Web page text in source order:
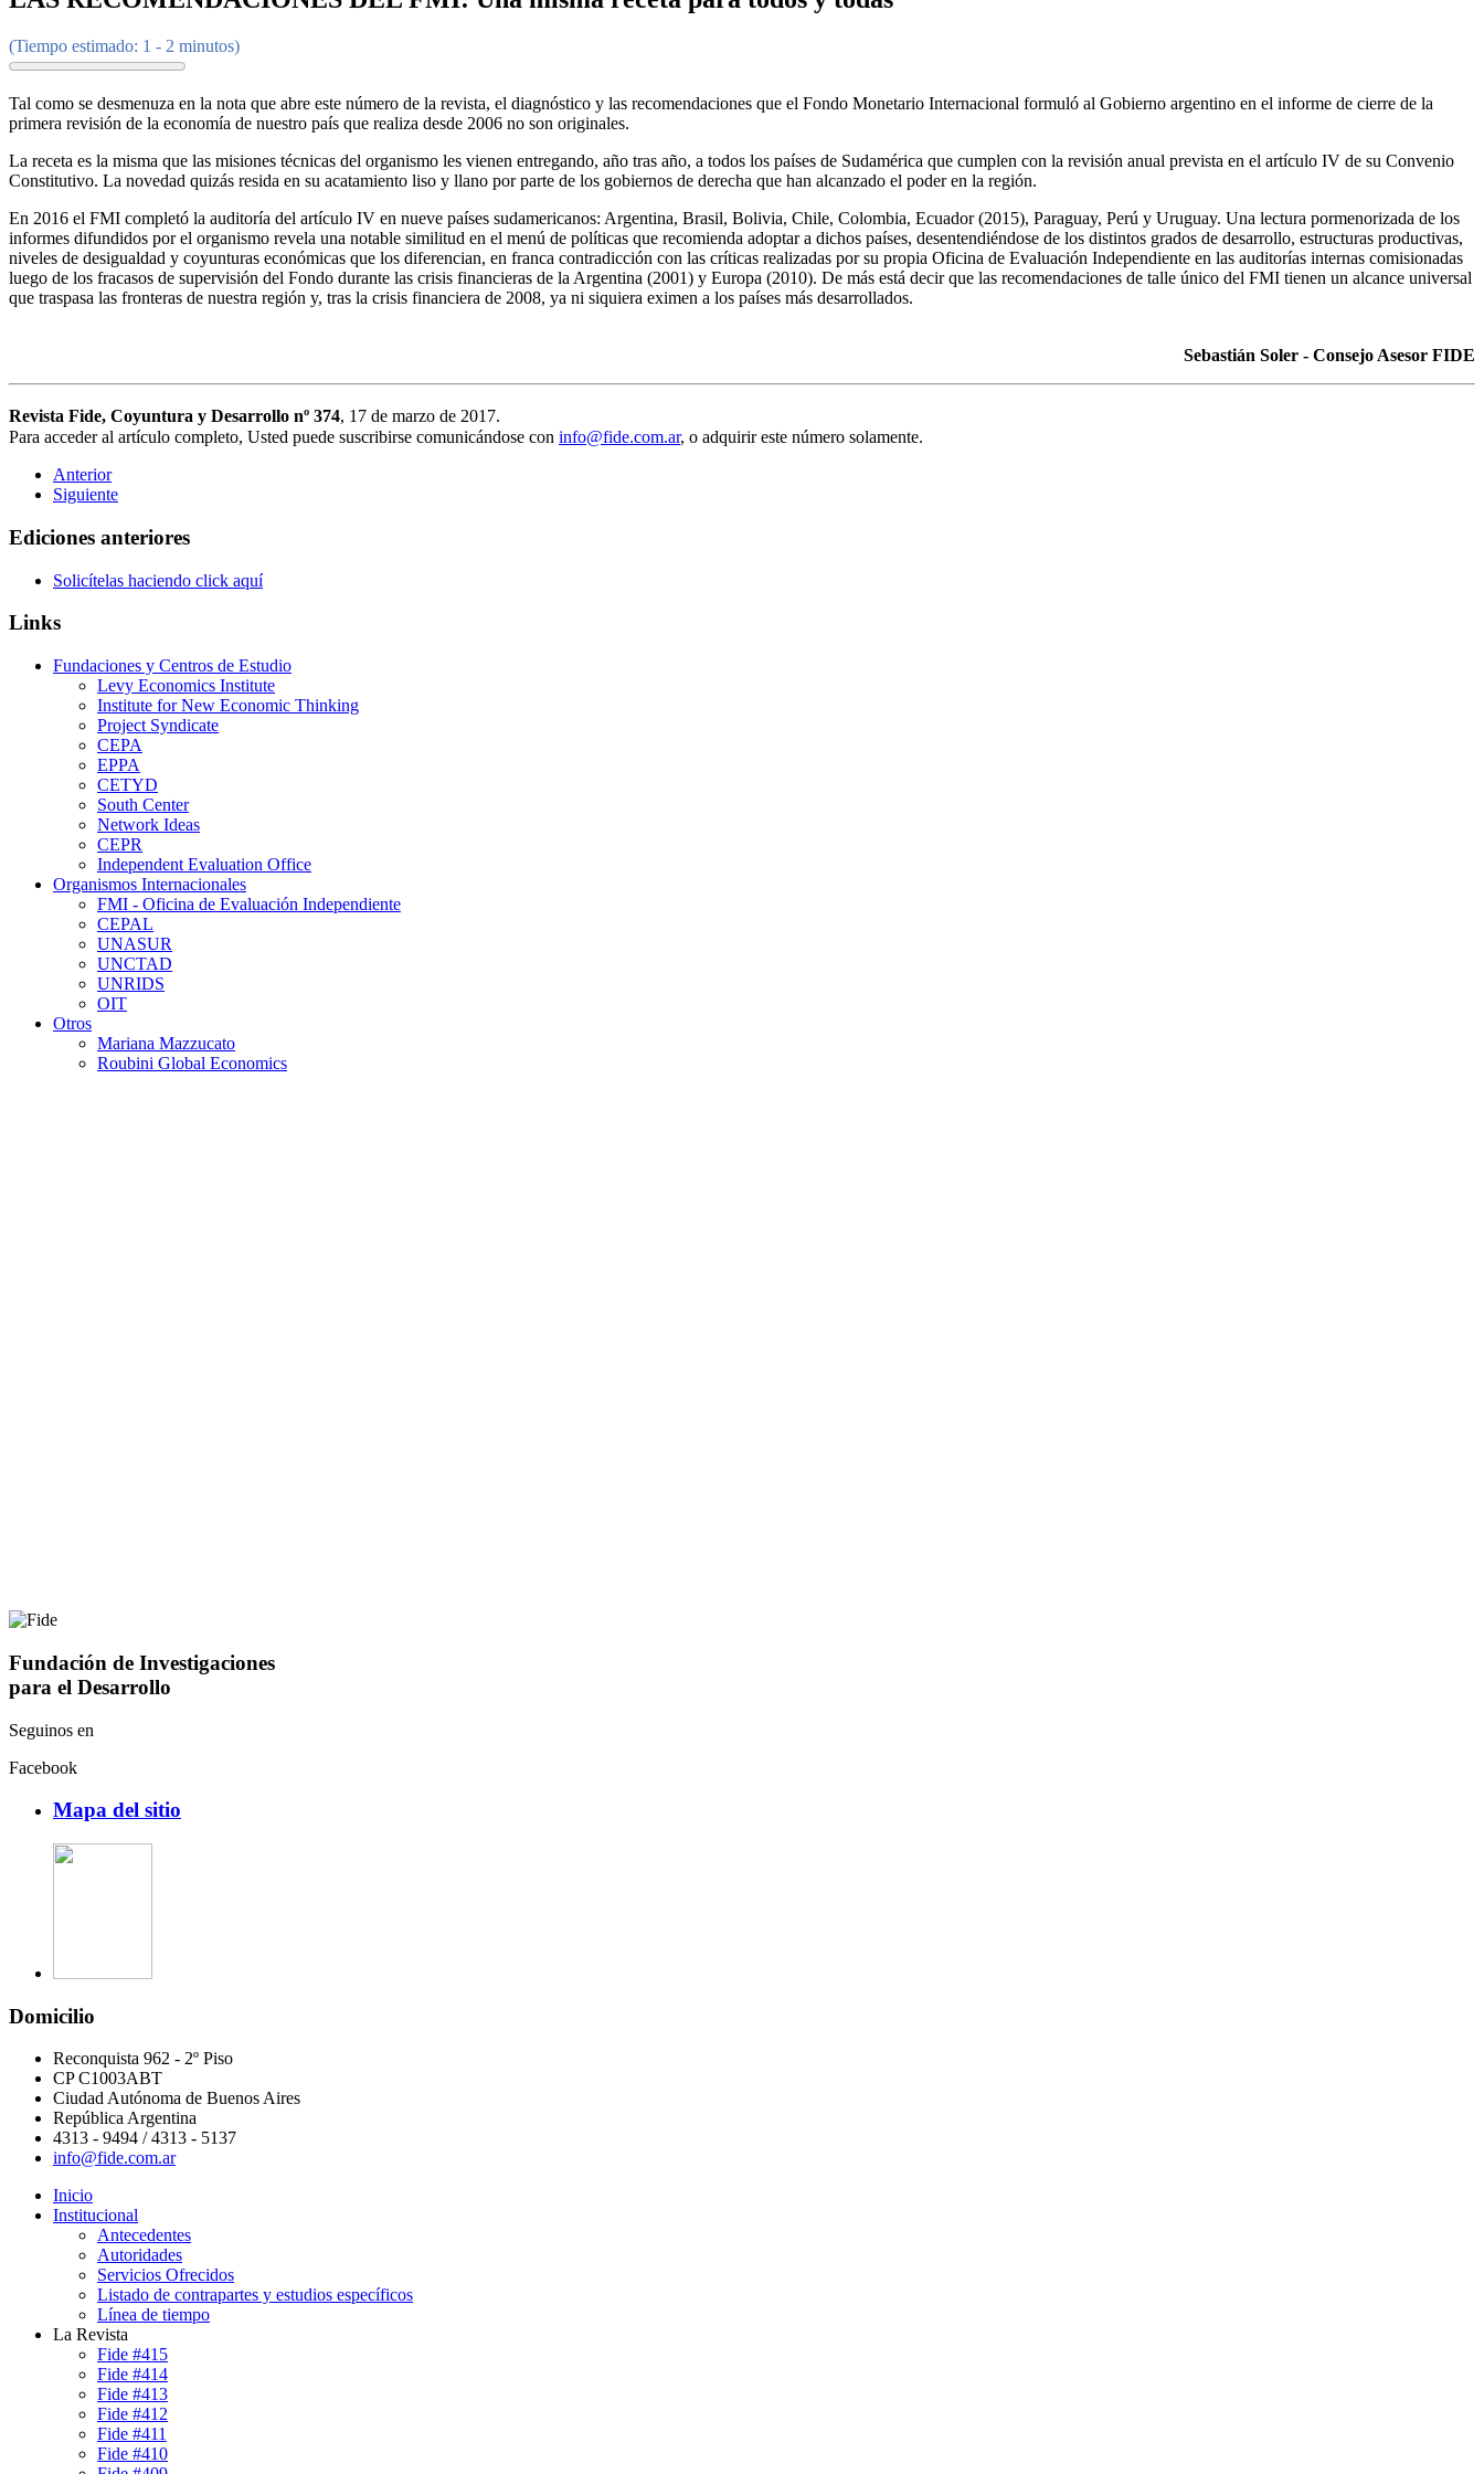
(Tiempo estimado: 1 - 2 minutos)
Tal como se desmenuza en la nota que abre este número de la revista, el diagnóstico y las recomendaciones que el Fondo Monetario Internacional formuló al Gobierno argentino en el informe de cierre de la
primera revisión de la economía de nuestro país que realiza desde 2006 no son originales.
La receta es la misma que las misiones técnicas del organismo les vienen entregando, año tras año, a todos los países de Sudamérica que cumplen con la revisión anual prevista en el artículo IV de su Convenio
Constitutivo. La novedad quizás resida en su acatamiento liso y llano por parte de los gobiernos de derecha que han alcanzado el poder en la región.
En 2016 el FMI completó la auditoría del artículo IV en nueve países sudamericanos: Argentina, Brasil, Bolivia, Chile, Colombia, Ecuador (2015), Paraguay, Perú y Uruguay. Una lectura pormenorizada de los
informes difundidos por el organismo revela una notable similitud en el menú de políticas que recomienda adoptar a dichos países, desentendiéndose de los distintos grados de desarrollo, estructuras productivas,
niveles de desigualdad y coyunturas económicas que los diferencian, en franca contradicción con las críticas realizadas por su propia Oficina de Evaluación Independiente en las auditorías internas comisionadas
luego de los fracasos de supervisión del Fondo durante las crisis financieras de la Argentina (2001) y Europa (2010). De más está decir que las recomendaciones de talle único del FMI tienen un alcance universal
que traspasa las fronteras de nuestra región y, tras la crisis financiera de 2008, ya ni siquiera eximen a los países más desarrollados.
Sebastián Soler - Consejo Asesor FIDE
Revista Fide, Coyuntura y Desarrollo nº 374, 17 de marzo de 2017.
Para acceder al artículo completo, Usted puede suscribirse comunicándose con info@fide.com.ar, o adquirir este número solamente.
Anterior
Siguiente
Ediciones anteriores
Solicítelas haciendo click aquí
Links
Fundaciones y Centros de Estudio
Levy Economics Institute
Institute for New Economic Thinking
Project Syndicate
CEPA
EPPA
CETYD
South Center
Network Ideas
CEPR
Independent Evaluation Office
Organismos Internacionales
FMI - Oficina de Evaluación Independiente
CEPAL
UNASUR
UNCTAD
UNRIDS
OIT
Otros
Mariana Mazzucato
Roubini Global Economics
Fundación de Investigaciones
para el Desarrollo
Seguinos en
Facebook
Mapa del sitio
Domicilio
Reconquista 962 - 2º Piso
CP C1003ABT
Ciudad Autónoma de Buenos Aires
República Argentina
4313 - 9494 / 4313 - 5137
info@fide.com.ar
Inicio
Institucional
Antecedentes
Autoridades
Servicios Ofrecidos
Listado de contrapartes y estudios específicos
Línea de tiempo
La Revista
Fide #415
Fide #414
Fide #413
Fide #412
Fide #411
Fide #410